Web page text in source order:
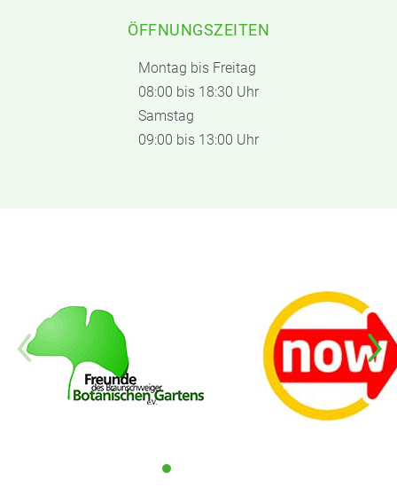
ÖFFNUNGSZEITEN
Montag bis Freitag
08:00 bis 18:30 Uhr
Samstag
09:00 bis 13:00 Uhr